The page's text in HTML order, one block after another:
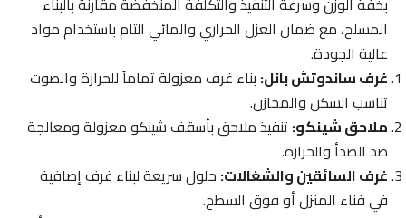
المسلح، مع ضمان العزل الحراري والمائي التام باستخدام مواد
عالية الجودة.
غرف ساندوتش بانل:بناء غرف معزولة تماماً للحرارة والصوت
تناسب السكن والمخازن.
ملاحق شينكو:تنفيذ ملاحق بأسقف شينكو معزولة ومعالجة
ضد الصدأ والحرارة.
غرف السائقين والشغالات:حلول سريعة لبناء غرف إضافية
في فناء المنزل أو فوق السطح.